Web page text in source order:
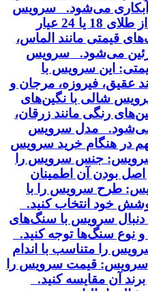
آبکاری می‌شود. سرویس
شالی طلا: این سرویس از طلای 18 یا 24 عیار
قیمتی مانند الماس،
تزئین می‌شود. سرویس
این سرویس با
عقیق، فیروزه، مرجان و
شالی با نگین‌های
رنگی مانند زرقان،
می‌شود. مدل سرویس
در هنگام خرید سرویس
سرویس: جنس سرویس را
بودن آن اطمینان
طرح سرویس را با
خود انتخاب کنید.
دنبال سرویس با سنگ‌های
و نوع سنگ‌ها توجه کنید.
را متناسب با اندام
سرویس: قیمت سرویس را
آن مقایسه کنید.